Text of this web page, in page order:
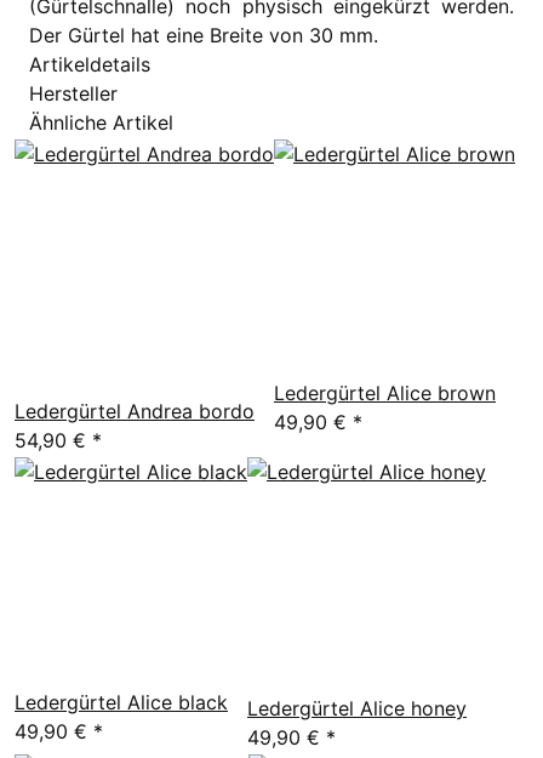
(Gürtelschnalle) noch physisch eingekürzt werden.
Der Gürtel hat eine Breite von 30 mm.
Artikeldetails
Hersteller
Ähnliche Artikel
Ledergürtel Andrea bordo
54,90 € *
Ledergürtel Alice brown
49,90 € *
Ledergürtel Alice black
49,90 € *
Ledergürtel Alice honey
49,90 € *